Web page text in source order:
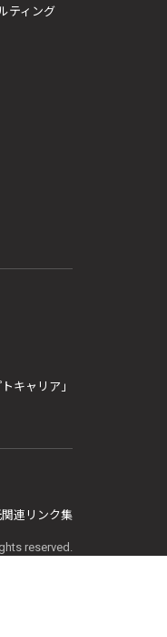
ティング
キャリア」
連リンク集
reserved.